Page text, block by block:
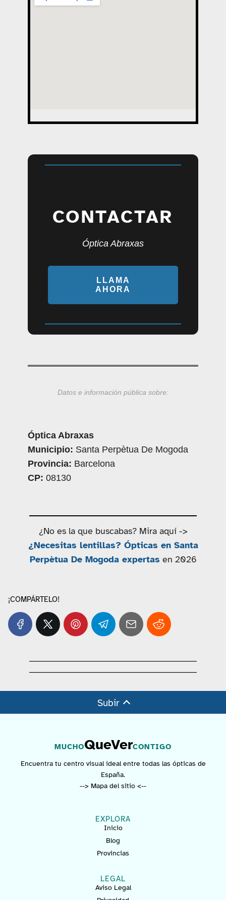
CONTACTAR
Óptica Abraxas
LLAMA
AHORA
Datos e información pública sobre:
Óptica Abraxas
Municipio: Santa Perpètua De Mogoda
Provincia: Barcelona
CP: 08130
¿No es la que buscabas? Mira aquí ->
¿Necesitas lentillas? Ópticas en Santa
Perpètua De Mogoda expertas en 2026
¡COMPÁRTELO!
Subir
MUCHOQueVerCONTIGO
Encuentra tu centro visual ideal entre todas las ópticas de
España.
--> Mapa del sitio <--
EXPLORA
Inicio
Blog
Provincias
LEGAL
Aviso Legal